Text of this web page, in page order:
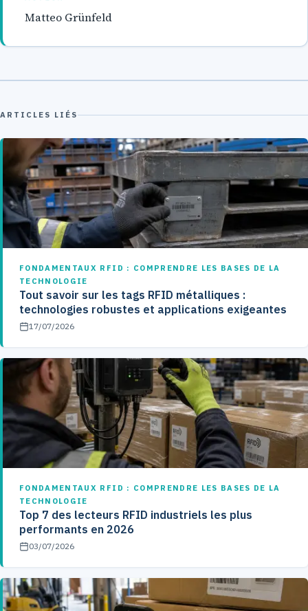
Matteo Grünfeld
ARTICLES LIÉS
FONDAMENTAUX RFID : COMPRENDRE LES BASES DE LA
TECHNOLOGIE
Tout savoir sur les tags RFID métalliques :
technologies robustes et applications exigeantes
17/07/2026
FONDAMENTAUX RFID : COMPRENDRE LES BASES DE LA
TECHNOLOGIE
Top 7 des lecteurs RFID industriels les plus
performants en 2026
03/07/2026